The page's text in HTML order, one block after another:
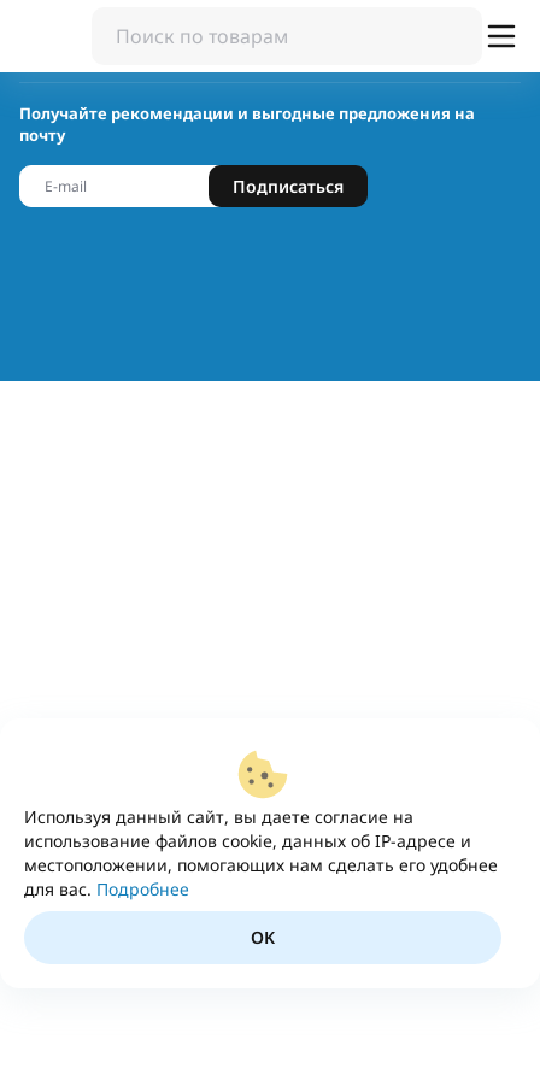
Используя данный сайт, вы даете согласие на
использование файлов cookie, данных об IP-адресе и
местоположении, помогающих нам сделать его удобнее
для вас. Подробнее
OK
Получайте рекомендации и выгодные предложения на
почту
Подписаться